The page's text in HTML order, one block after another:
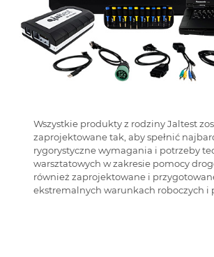
Wszystkie produkty z rodziny Jaltest
zaprojektowane tak, aby spełnić
rygorystyczne wymagania i potrzeby
warsztatowych w zakresie pomocy
również zaprojektowane i
ekstremalnych warunkach roboczych i